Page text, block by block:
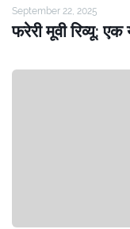
September 22, 2025
फरेरी मूवी रिव्यू: